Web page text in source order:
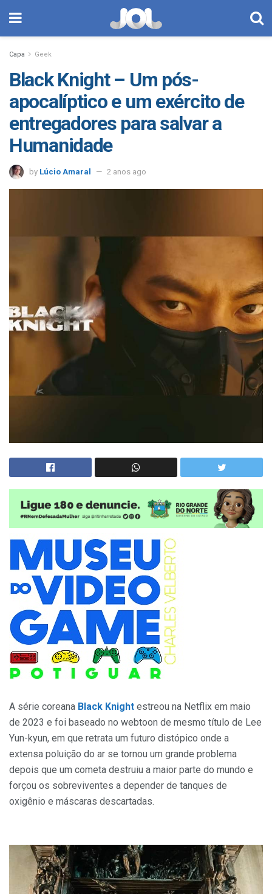
Capa Geek
Black Knight – Um pós-
apocalíptico e um exército de
entregadores para salvar a
Humanidade
by Lúcio Amaral 2 anos ago
A série coreana Black Knight estreou na Netflix em maio
de 2023 e foi baseado no webtoon de mesmo título de Lee
Yun-kyun, em que retrata um futuro distópico onde a
extensa poluição do ar se tornou um grande problema
depois que um cometa destruiu a maior parte do mundo e
forçou os sobreviventes a depender de tanques de
oxigênio e máscaras descartadas.